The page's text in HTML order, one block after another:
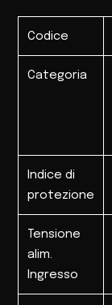
Codice
Categoria
Indice di
protezione
Tensione
alim.
Ingresso